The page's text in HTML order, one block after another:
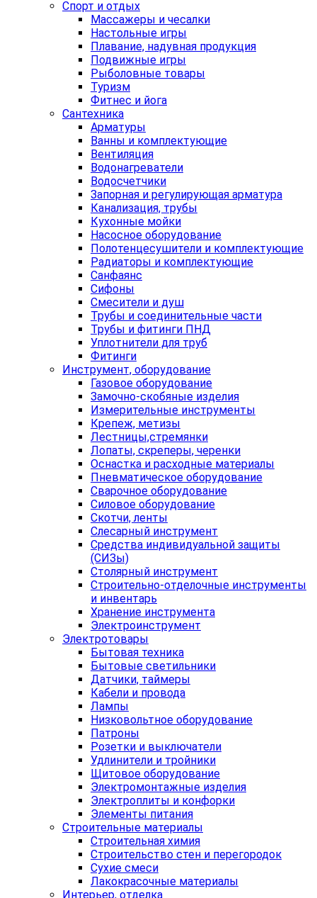
Спорт и отдых
Массажеры и чесалки
Настольные игры
Плавание, надувная продукция
Подвижные игры
Рыболовные товары
Туризм
Фитнес и йога
Сантехника
Арматуры
Ванны и комплектующие
Вентиляция
Водонагреватели
Водосчетчики
Запорная и регулирующая арматура
Канализация, трубы
Кухонные мойки
Насосное оборудование
Полотенцесушители и комплектующие
Радиаторы и комплектующие
Санфаянс
Сифоны
Смесители и душ
Трубы и соединительные части
Трубы и фитинги ПНД
Уплотнители для труб
Фитинги
Инструмент, оборудование
Газовое оборудование
Замочно-скобяные изделия
Измерительные инструменты
Крепеж, метизы
Лестницы,стремянки
Лопаты, скреперы, черенки
Оснастка и расходные материалы
Пневматическое оборудование
Сварочное оборудование
Силовое оборудование
Скотчи, ленты
Слесарный инструмент
Средства индивидуальной защиты
(СИЗы)
Столярный инструмент
Строительно-отделочные инструменты
и инвентарь
Хранение инструмента
Электроинструмент
Электротовары
Бытовая техника
Бытовые светильники
Датчики, таймеры
Кабели и провода
Лампы
Низковольтное оборудование
Патроны
Розетки и выключатели
Удлинители и тройники
Щитовое оборудование
Электромонтажные изделия
Электроплиты и конфорки
Элементы питания
Строительные материалы
Строительная химия
Строительство стен и перегородок
Сухие смеси
Лакокрасочные материалы
Интерьер, отделка